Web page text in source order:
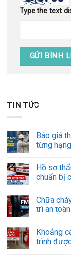
Type the text
TIN TỨC
Báo giá
từng
Hồ sơ
chuẩn bị
Chữa
trì an toàn
Khoảng
trình